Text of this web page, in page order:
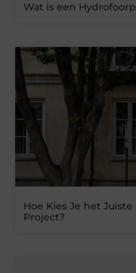
Wat is een
Hoe Kies Je het
Project?